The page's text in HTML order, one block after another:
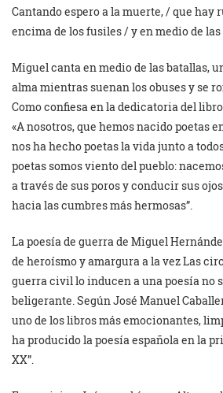
Cantando espero a la muerte, / que
encima de los fusiles / y en medio de las
Miguel canta en medio de las batallas,
alma mientras suenan los obuses y se
Como confiesa en la dedicatoria del
«A nosotros, que hemos nacido poetas
nos ha hecho poetas la vida junto a
poetas somos viento del pueblo:
a través de sus poros y conducir sus
hacia las cumbres más hermosas”.
La poesía de guerra de Miguel
de heroísmo y amargura a la vez Las
guerra civil lo inducen a una poesía no
beligerante. Según José Manuel
uno de los libros más emocionantes,
ha producido la poesía española en la
XX”.